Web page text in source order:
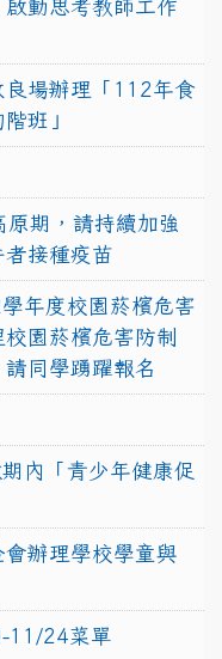
動思考教師工作
良場辦理「112年食
班」
期，請持續加強
接種疫苗
年度校園菸檳危害
園菸檳危害防制
同學踴躍報名
內「青少年健康促
辦理學校學童與
11/24菜單